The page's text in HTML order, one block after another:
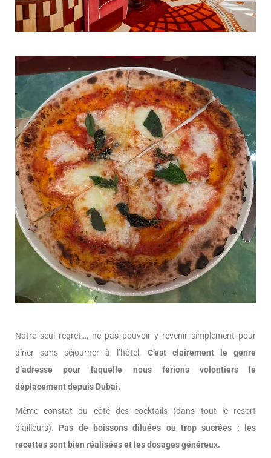
Notre seul regret…, ne pas pouvoir y revenir simplement pour
dîner sans séjourner à l’hôtel. C’est clairement le genre
d’adresse pour laquelle nous ferions volontiers le
déplacement depuis Dubai.
Même constat du côté des cocktails (dans tout le resort
d’ailleurs). Pas de boissons diluées ou trop sucrées :
les
recettes sont bien réalisées et les dosages généreux.